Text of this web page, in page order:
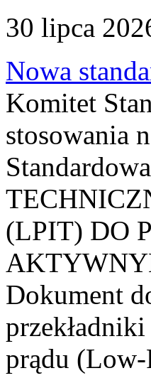
30 lipca
Nowa
Komitet
stosowania
(LPIT) DO
Dokument
prądu